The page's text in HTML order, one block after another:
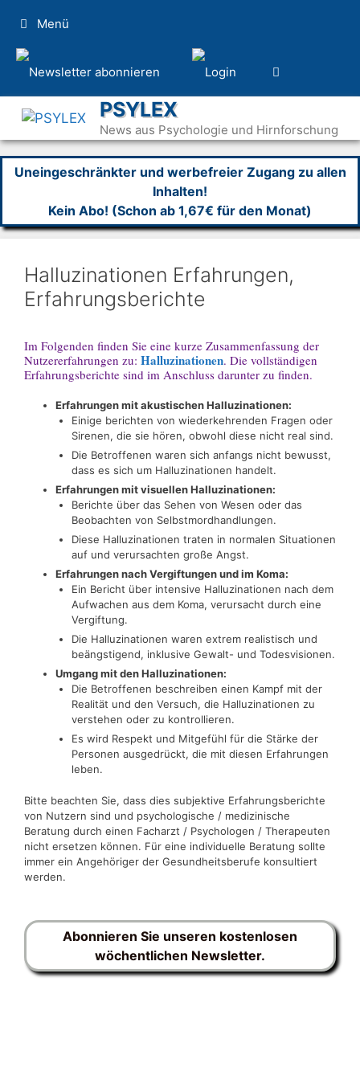
Inhalt
springen
Menü
PSYLEX
News aus Psychologie und Hirnforschung
Uneingeschränkter und werbefreier Zugang zu allen
Inhalten!
Kein Abo! (Schon ab 1,67€ für den Monat)
Halluzinationen Erfahrungen,
Erfahrungsberichte
Im Folgenden finden Sie eine kurze Zusammenfassung der
Nutzererfahrungen zu: Halluzinationen. Die vollständigen
Erfahrungsberichte sind im Anschluss darunter zu finden.
Erfahrungen mit akustischen Halluzinationen:
Einige berichten von wiederkehrenden Fragen oder
Sirenen, die sie hören, obwohl diese nicht real sind.
Die Betroffenen waren sich anfangs nicht bewusst,
dass es sich um Halluzinationen handelt.
Erfahrungen mit visuellen Halluzinationen:
Berichte über das Sehen von Wesen oder das
Beobachten von Selbstmordhandlungen.
Diese Halluzinationen traten in normalen Situationen
auf und verursachten große Angst.
Erfahrungen nach Vergiftungen und im Koma:
Ein Bericht über intensive Halluzinationen nach dem
Aufwachen aus dem Koma, verursacht durch eine
Vergiftung.
Die Halluzinationen waren extrem realistisch und
beängstigend, inklusive Gewalt- und Todesvisionen.
Umgang mit den Halluzinationen:
Die Betroffenen beschreiben einen Kampf mit der
Realität und den Versuch, die Halluzinationen zu
verstehen oder zu kontrollieren.
Es wird Respekt und Mitgefühl für die Stärke der
Personen ausgedrückt, die mit diesen Erfahrungen
leben.
Bitte beachten Sie, dass dies subjektive Erfahrungsberichte
von Nutzern sind und psychologische / medizinische
Beratung durch einen Facharzt / Psychologen / Therapeuten
nicht ersetzen können. Für eine individuelle Beratung sollte
immer ein Angehöriger der Gesundheitsberufe konsultiert
werden.
Abonnieren Sie unseren kostenlosen
wöchentlichen Newsletter.